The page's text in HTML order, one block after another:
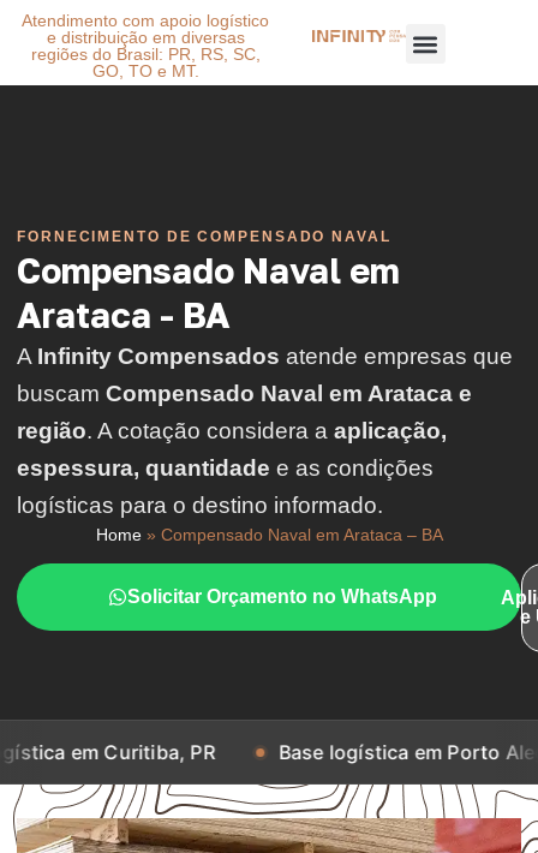
Atendimento com apoio logístico
e distribuição em diversas
regiões do Brasil: PR, RS, SC,
GO, TO e MT.
FORNECIMENTO DE COMPENSADO NAVAL
Compensado Naval em
Arataca - BA
A Infinity Compensados atende empresas que
buscam Compensado Naval em Arataca e
região. A cotação considera a aplicação,
espessura, quantidade e as condições
logísticas para o destino informado.
Home» Compensado Naval em Arataca – BA
Solicitar Orçamento no WhatsApp
e
PR Base logística em Porto Alegre, RS